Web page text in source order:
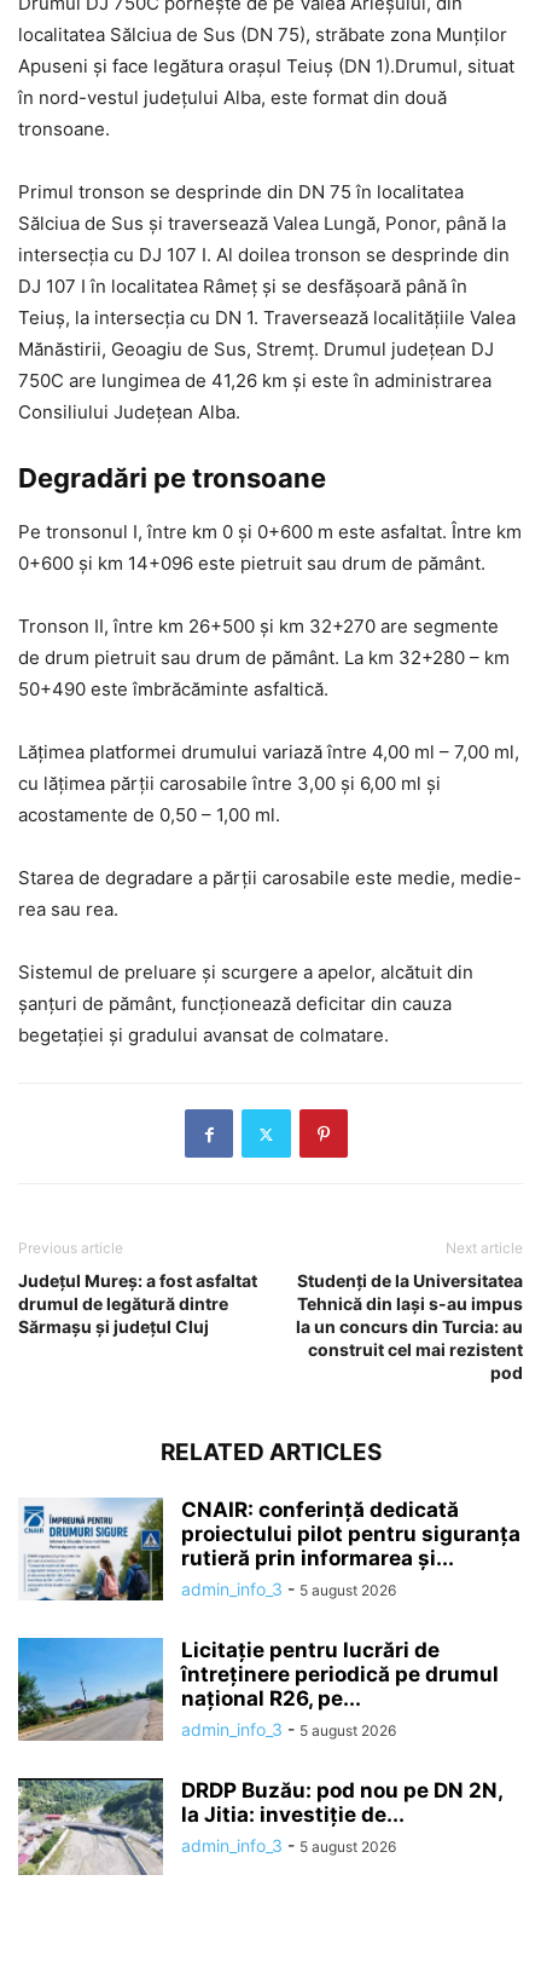
localitatea Sălciua de Sus (DN 75), străbate zona Munților
Apuseni și face legătura orașul Teiuș (DN 1).Drumul, situat
în nord-vestul județului Alba, este format din două
tronsoane.
Primul tronson se desprinde din DN 75 în localitatea
Sălciua de Sus și traversează Valea Lungă, Ponor, până la
intersecția cu DJ 107 I. Al doilea tronson se desprinde din
DJ 107 I în localitatea Râmeț și se desfășoară până în
Teiuș, la intersecția cu DN 1. Traversează localitățiile Valea
Mănăstirii, Geoagiu de Sus, Stremț. Drumul județean DJ
750C are lungimea de 41,26 km și este în administrarea
Consiliului Judeţean Alba.
Degradări pe tronsoane
Pe tronsonul I, între km 0 și 0+600 m este asfaltat. Între km
0+600 și km 14+096 este pietruit sau drum de pământ.
Tronson II, între km 26+500 și km 32+270 are segmente
de drum pietruit sau drum de pământ. La km 32+280 – km
50+490 este îmbrăcăminte asfaltică.
Lăţimea platformei drumului variază între 4,00 ml – 7,00 ml,
cu lăţimea părţii carosabile între 3,00 și 6,00 ml și
acostamente de 0,50 – 1,00 ml.
Starea de degradare a părţii carosabile este medie, medie-
rea sau rea.
Sistemul de preluare și scurgere a apelor, alcătuit din
șanțuri de pământ, funcționează deficitar din cauza
begetației și gradului avansat de colmatare.
Previous article
Județul Mureș: a fost asfaltat
drumul de legătură dintre
Sărmașu și județul Cluj
Next article
Studenți de la Universitatea
Tehnică din Iași s-au impus
la un concurs din Turcia: au
construit cel mai rezistent
pod
RELATED ARTICLES
CNAIR: conferință dedicată
proiectului pilot pentru siguranța
rutieră prin informarea și...
admin_info_3 - 5 august 2026
Licitație pentru lucrări de
întreținere periodică pe drumul
național R26, pe...
admin_info_3 - 5 august 2026
DRDP Buzău: pod nou pe DN 2N,
la Jitia: investiție de...
admin_info_3 - 5 august 2026